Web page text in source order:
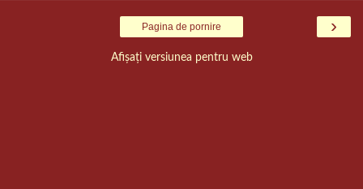
›
Pagina de pornire
Afișați versiunea pentru web